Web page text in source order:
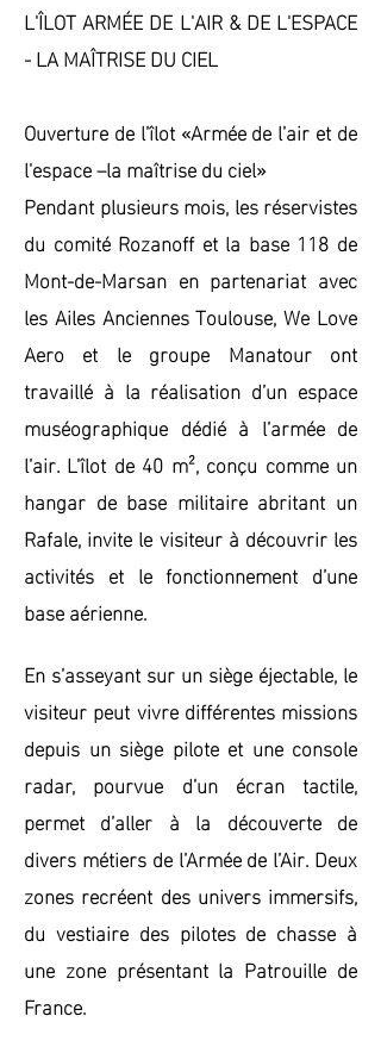
L'ÎLOT ARMÉE DE L'AIR & DE L'ESPACE
- LA MAÎTRISE DU CIEL
Ouverture de l’îlot «Armée de l’air et de
l'espace –la maîtrise du ciel»
Pendant plusieurs mois, les réservistes
du comité Rozanoff et la base 118 de
Mont-de-Marsan en partenariat avec
les Ailes Anciennes Toulouse, We Love
Aero et le groupe Manatour ont
travaillé à la réalisation d’un espace
muséographique dédié à l’armée de
l’air. L’îlot de 40 m², conçu comme un
hangar de base militaire abritant un
Rafale, invite le visiteur à découvrir les
activités et le fonctionnement d’une
base aérienne.
En s’asseyant sur un siège éjectable, le
visiteur peut vivre différentes missions
depuis un siège pilote et une console
radar, pourvue d’un écran tactile,
permet d’aller à la découverte de
divers métiers de l’Armée de l’Air. Deux
zones recréent des univers immersifs,
du vestiaire des pilotes de chasse à
une zone présentant la Patrouille de
France.